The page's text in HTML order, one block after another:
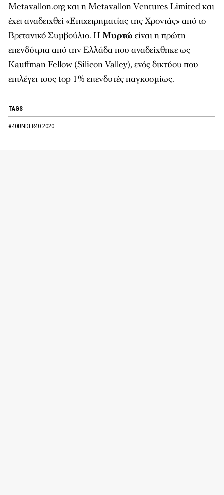
Metavallon.org και η Metavallon Ventures Limited και
έχει αναδειχθεί «Επιχειρηματίας της Χρονιάς» από το
Βρετανικό Συμβούλιο. ΗΜυρτώ είναι η πρώτη
επενδύτρια από την Ελλάδα που αναδείχθηκε ως
Kauffman Fellow (Silicon Valley), ενός δικτύου που
επιλέγει τους top 1% επενδυτές παγκοσμίως.
TAGS
#40UNDER40 2020